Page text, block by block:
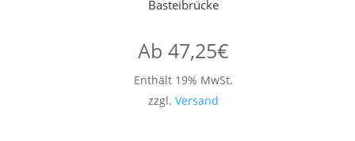
Basteibrücke
Ab 47,25€
Enthält 19% MwSt.
zzgl. Versand